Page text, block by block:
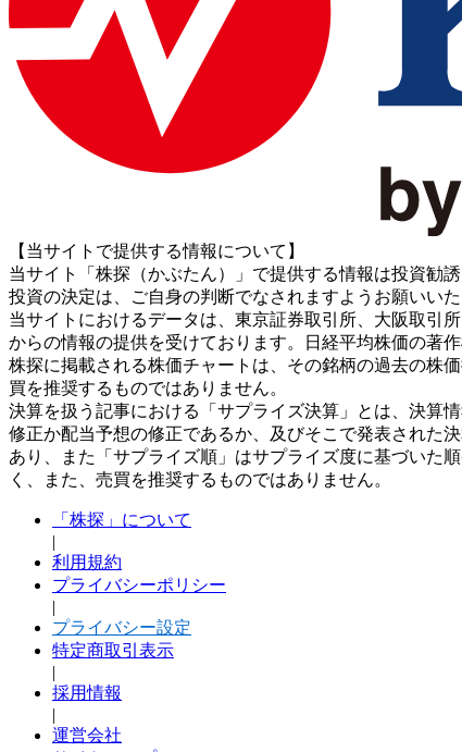
【当サイトで提供する情報について】
当サイト「株探（かぶたん）」で提供する情報は投資勧
投資の決定は、ご自身の判断でなされますようお願いいた
当サイトにおけるデータは、東京証券取引所、大阪取引
からの情報の提供を受けております。日経平均株価の著
株探に掲載される株価チャートは、その銘柄の過去の株
買を推奨するものではありません。
決算を扱う記事における「サプライズ決算」とは、決算
修正か配当予想の修正であるか、及びそこで発表された
あり、また「サプライズ順」はサプライズ度に基づいた
く、また、売買を推奨するものではありません。
「株探」について
|
利用規約
プライバシーポリシー
|
プライバシー設定
特定商取引表示
|
採用情報
|
運営会社